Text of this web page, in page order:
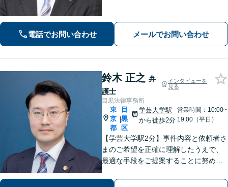
談OK／不貞の慰謝料は相場より高い金
額を目指します。
電話でお問い合わせ メールでお問い合わせ
鈴木 正之 弁
護士
インタビューを
見る
目黒法律事務所
東
京
都
|
目
黒
区
学芸大学駅
から徒歩2分
営業時間：10:00~
19:00（平日）
【学芸大学駅2分】事件内容と依頼者さ
まのご希望を正確に理解したうえで、
最適な手段をご提案することに努めて
の方も、お気軽にご相談ください【当